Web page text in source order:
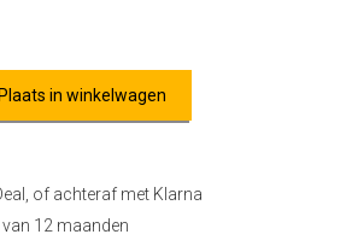
Plaats in winkelwagen
of achteraf met Klarna
12 maanden